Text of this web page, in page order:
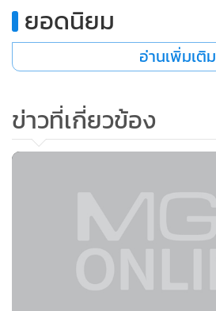
• Factcheck
• ญี่ปุ่น
•
ยอดนิยม
อ่านเพิ่มเติม
ข่าวที่เกี่ยวข้อง